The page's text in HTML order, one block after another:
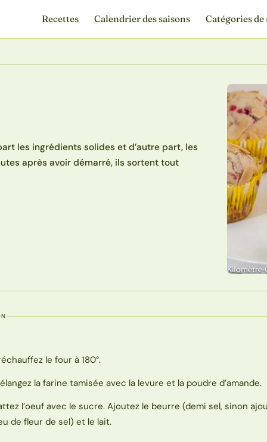
Recettes Calendrier des saisons Catégories
les ingrédients solides et d’autre part, les
après avoir démarré, ils sortent tout
le four à 180°.
la farine tamisée avec la levure et la poudre d’amande.
l’oeuf avec le sucre. Ajoutez le beurre (demi sel, sinon
de fleur de sel) et le lait.